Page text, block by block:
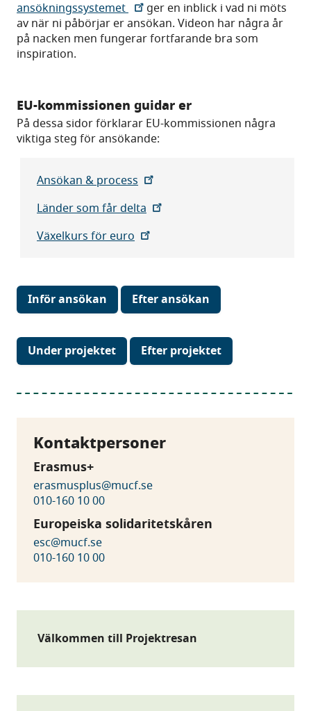
Kontaktpersoner
Erasmus+
erasmusplus@mucf.se
010-160 10 00
Europeiska solidaritetskåren
esc@mucf.se
010-160 10 00
Välkommen till Projektresan
ansökningssystemet
ger en inblick i vad ni möts
av när ni påbörjar er ansökan. Videon har några år
på nacken men fungerar fortfarande bra som
inspiration.
EU-kommissionen guidar er
På dessa sidor förklarar EU-kommissionen några
viktiga steg för ansökande:
Ansökan & process
Länder som får delta
Växelkurs för euro
Inför ansökan Efter ansökan
Under projektet Efter projektet